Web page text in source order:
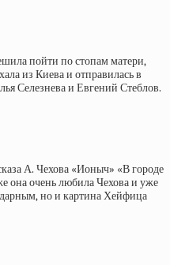
пойти по стопам матери,
из Киева и отправилась в
Селезнева и Евгений Стеблов.
А. Чехова «Ионыч» «В городе
очень любила Чехова и уже
но и картина Хейфица